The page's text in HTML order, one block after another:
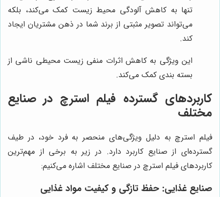
تنها به کاهش آلودگی محیط زیست کمک می‌کند، بلکه
می‌تواند تصویر مثبتی از برند شما در ذهن مشتریان ایجاد
کند.
این ویژگی به کاهش اثرات منفی زیست محیطی ناشی از
بسته بندی کمک می‌کند.
کاربردهای گسترده فیلم استرچ در صنایع
مختلف
فیلم استرچ به دلیل ویژگی‌های منحصر به فرد خود، در طیف
گسترده‌ای از صنایع کاربرد دارد. در زیر به برخی از مهم‌ترین
کاربردهای فیلم استرچ در صنایع مختلف اشاره می‌کنیم:
صنایع غذایی: حفظ تازگی و کیفیت مواد غذایی